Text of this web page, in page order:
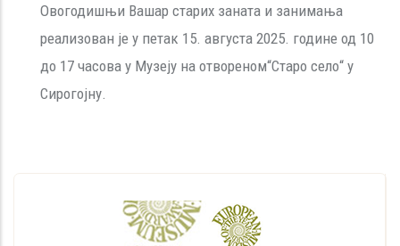
Овогодишњи Вашар старих заната и занимања
реализован je у петак 15. августа 2025. године од 10
до 17 часова у Музеју на отвореном“Старо село“ у
Сирогојну.